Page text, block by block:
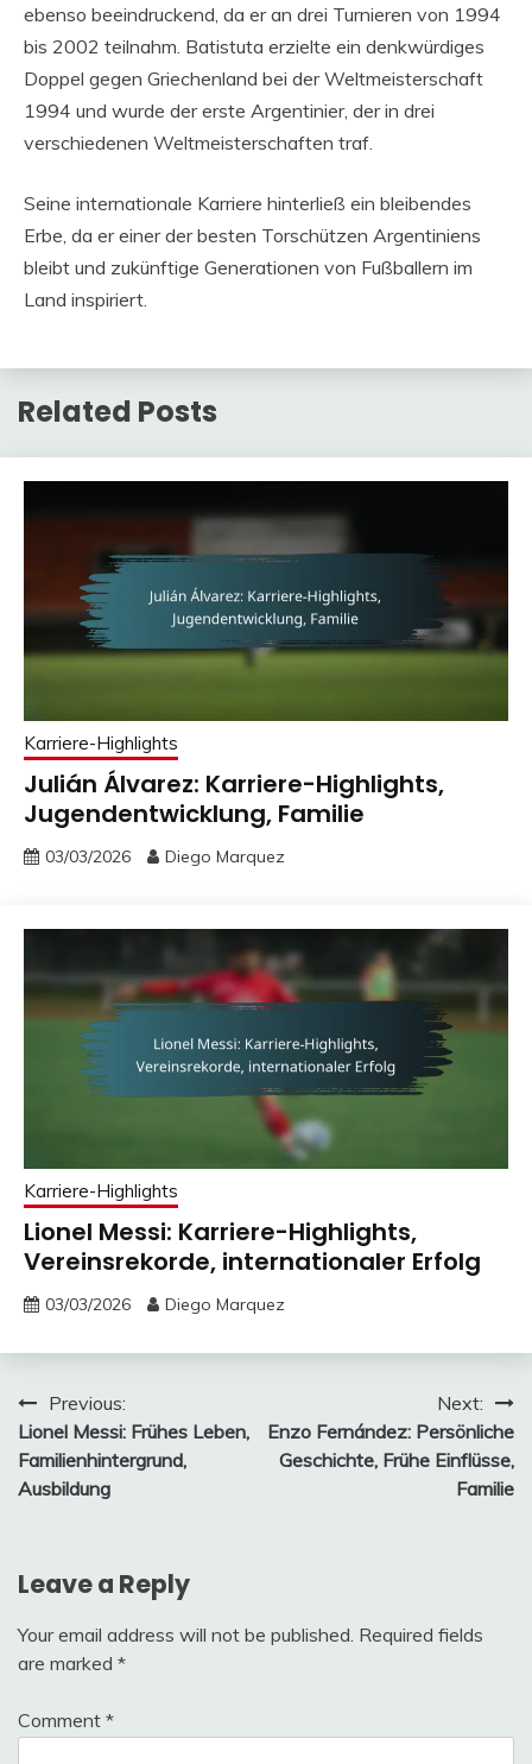
ebenso beeindruckend, da er an drei Turnieren von 1994
bis 2002 teilnahm. Batistuta erzielte ein denkwürdiges
Doppel gegen Griechenland bei der Weltmeisterschaft
1994 und wurde der erste Argentinier, der in drei
verschiedenen Weltmeisterschaften traf.
Seine internationale Karriere hinterließ ein bleibendes
Erbe, da er einer der besten Torschützen Argentiniens
bleibt und zukünftige Generationen von Fußballern im
Land inspiriert.
Related Posts
Karriere-Highlights
Julián Álvarez: Karriere-Highlights,
Jugendentwicklung, Familie
03/03/2026 Diego Marquez
Karriere-Highlights
Lionel Messi: Karriere-Highlights,
Vereinsrekorde, internationaler Erfolg
03/03/2026 Diego Marquez
Post
navigation
Previous:
Lionel Messi: Frühes Leben,
Familienhintergrund,
Ausbildung
Next:
Enzo Fernández: Persönliche
Geschichte, Frühe Einflüsse,
Familie
Leave a Reply
Your email address will not be published. Required fields
are marked *
Comment *